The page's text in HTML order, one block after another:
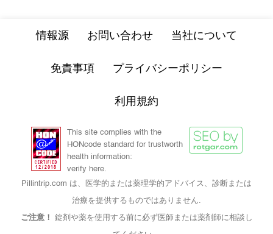
情報源 お問い合わせ 当社について
免責事項 プライバシーポリシー
利用規約
This site complies with the
HONcode standard for trustworth
health information:
verify here.
Pillintrip.com は、医学的または薬理学的アドバイス、診断または
治療を提供するものではありません.
ご注意！ 錠剤や薬を使用する前に必ず医師または薬剤師に相談し